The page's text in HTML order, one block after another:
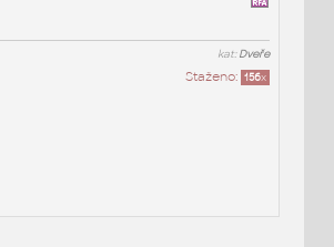
kat:Dveře
Staženo: 156x